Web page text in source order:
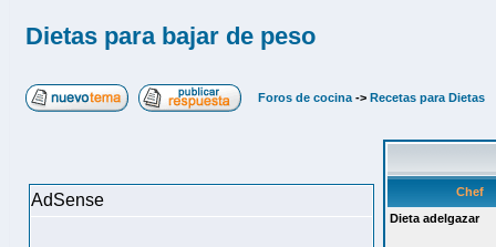
Dietas para bajar de peso
Foros de cocina -> Recetas para Dietas
AdSense
Chef
Dieta adelgazar